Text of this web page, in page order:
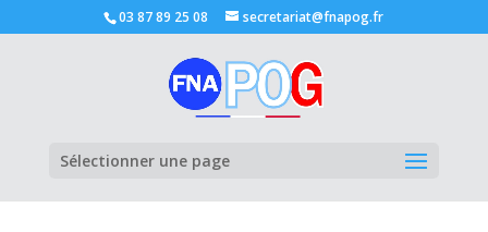
03 87 89 25 08 secretariat@fnapog.fr
Sélectionner une page